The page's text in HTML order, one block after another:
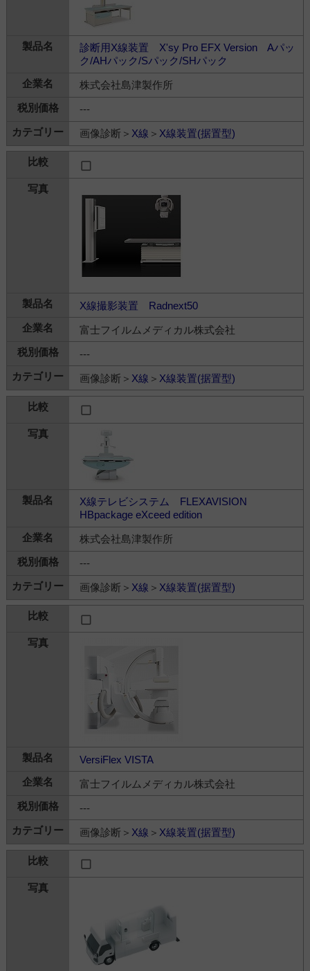
診断用X線装置 X'sy Pro EFX Version Aパッ
ク/AHパック/Sパック/SHパック
株式会社島津製作所
---
画像診断＞ X線 ＞ X線装置(据置型)
X線撮影装置 Radnext50
富士フイルムメディカル株式会社
---
画像診断＞ X線 ＞ X線装置(据置型)
X線テレビシステム FLEXAVISION
HBpackage eXceed edition
株式会社島津製作所
---
画像診断＞ X線 ＞ X線装置(据置型)
VersiFlex VISTA
富士フイルムメディカル株式会社
---
画像診断＞ X線 ＞ X線装置(据置型)